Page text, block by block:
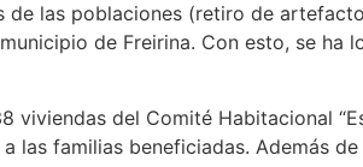
las poblaciones (retiro de
de Freirina. Con esto, se ha
del Comité Habitacional
familias beneficiadas. Además